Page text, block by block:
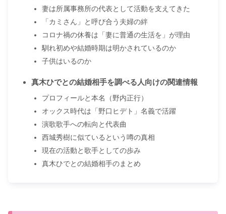
妻は所属事務所の代表として活動を支えてきた
「カミさん」と呼び合う夫婦の絆
コロナ禍の休養は「妻に普通の生活を」が理由
馴れ初めや結婚時期は明かされているのか
子供はいるのか
真木ひでとの結婚相手を調べる人向けの関連情報
プロフィールと本名（野内正行）
オックス時代は「野口ヒデト」名義で活躍
演歌歌手への転向と代表曲
西城秀樹に似ているという噂の真相
現在の活動と歌手としての歩み
真木ひでとの結婚相手のまとめ